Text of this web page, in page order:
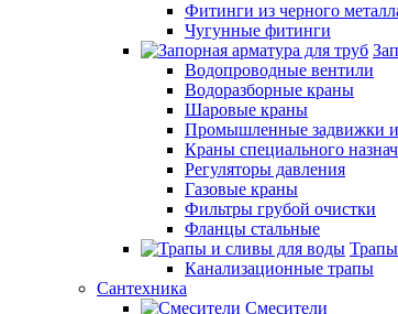
Фитинги из черного
Чугунные фитинги
Водопроводные вентили
Водоразборные краны
Шаровые краны
Промышленные задвижки и
Краны специального
Регуляторы давления
Газовые краны
Фильтры грубой очистки
Фланцы стальные
Канализационные трапы
Сантехника
Смесители